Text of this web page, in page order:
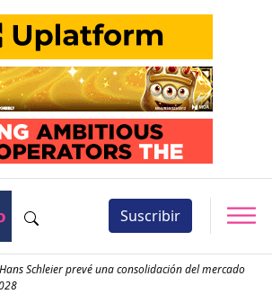
Suscribir
Hans Schleier prevé una consolidación del mercado